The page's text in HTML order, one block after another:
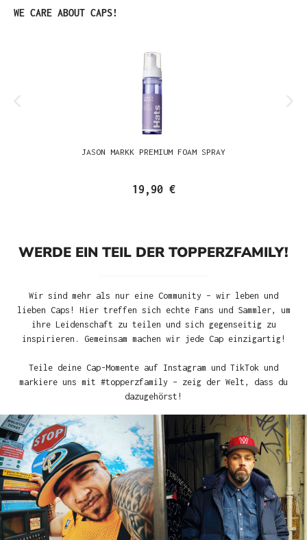
Produktgalerie überspringen
WE CARE ABOUT CAPS!
JASON MARKK PREMIUM FOAM SPRAY
19,90 €
WERDE EIN TEIL DER TOPPERZFAMILY!
Wir sind mehr als nur eine Community – wir leben und
lieben Caps! Hier treffen sich echte Fans und Sammler, um
ihre Leidenschaft zu teilen und sich gegenseitig zu
inspirieren. Gemeinsam machen wir jede Cap einzigartig!
Teile deine Cap-Momente auf Instagram und TikTok und
markiere uns mit #topperzfamily – zeig der Welt, dass du
dazugehörst!